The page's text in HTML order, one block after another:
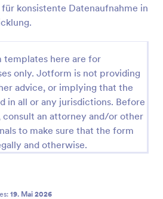
konsistente Datenaufnahme in
templates here are for
only. Jotform is not providing
advice, or implying that the
in all or any jurisdictions. Before
consult an attorney and/or other
to make sure that the form
and otherwise.
19. Mai 2026
verwenden
Vorschau